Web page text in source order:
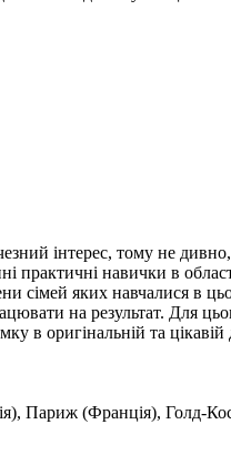
інтерес, тому не
навички в
сімей яких навчалися в
на результат. Для
в оригінальній та
Париж (Франція), Голд-